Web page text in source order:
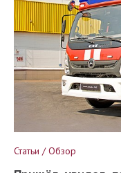
Статьи / Обзор